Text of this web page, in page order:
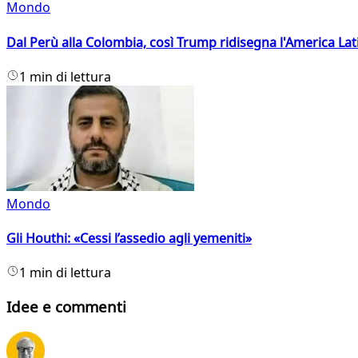
Mondo
Dal Perù alla Colombia, così Trump ridisegna l'America
1 min di lettura
Mondo
Gli Houthi: «Cessi l’assedio agli yemeniti»
1 min di lettura
Idee e commenti